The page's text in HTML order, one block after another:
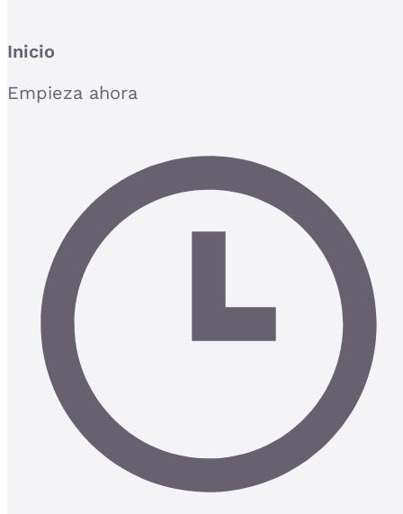
Inicio
Empieza ahora